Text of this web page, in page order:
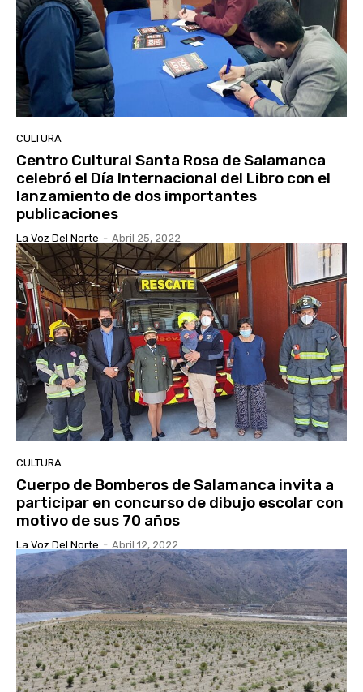
CULTURA
Centro Cultural Santa Rosa de Salamanca
celebró el Día Internacional del Libro con el
lanzamiento de dos importantes
publicaciones
La Voz Del Norte - Abril 25, 2022
CULTURA
Cuerpo de Bomberos de Salamanca invita a
participar en concurso de dibujo escolar con
motivo de sus 70 años
La Voz Del Norte - Abril 12, 2022